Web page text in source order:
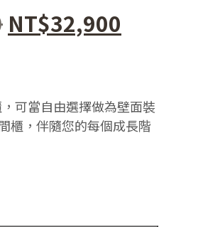
原
格：
NT$32,900
格：
可當自由選擇做為壁面裝
櫃，伴隨您的每個成長階